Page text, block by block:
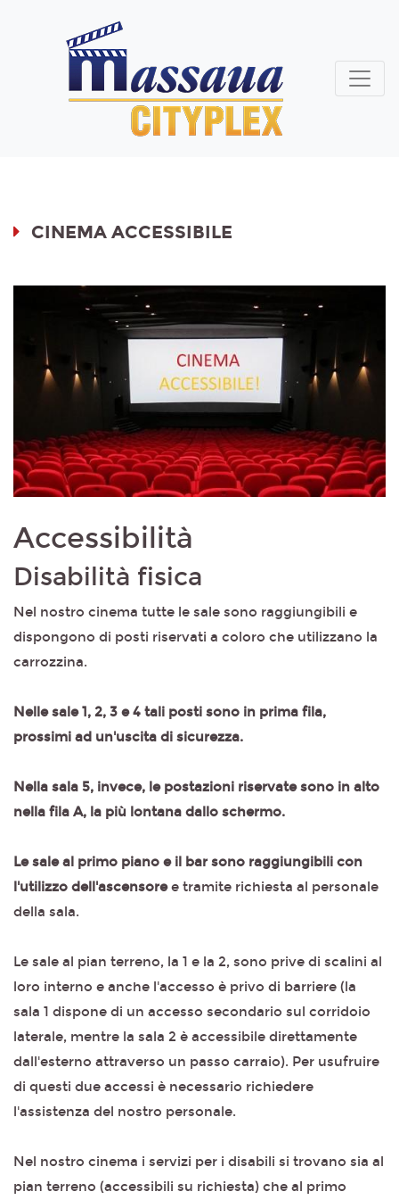
CINEMA ACCESSIBILE
Accessibilità
Disabilità fisica
Nel nostro cinema tutte le sale sono raggiungibili e
dispongono di posti riservati a coloro che utilizzano la
carrozzina.
Nelle sale 1, 2, 3 e 4 tali posti sono in prima fila,
prossimi ad un'uscita di sicurezza.
Nella sala 5, invece, le postazioni riservate sono in alto
nella fila A, la più lontana dallo schermo.
Le sale al primo piano e il bar sono raggiungibili con
l'utilizzo dell'ascensoree tramite richiesta al personale
della sala.
Le sale al pian terreno, la 1 e la 2, sono prive di scalini al
loro interno e anche l'accesso è privo di barriere (la
sala 1 dispone di un accesso secondario sul corridoio
laterale, mentre la sala 2 è accessibile direttamente
dall'esterno attraverso un passo carraio). Per usufruire
di questi due accessi è necessario richiedere
l'assistenza del nostro personale.
Nel nostro cinema i servizi per i disabili si trovano sia al
pian terreno (accessibili su richiesta) che al primo